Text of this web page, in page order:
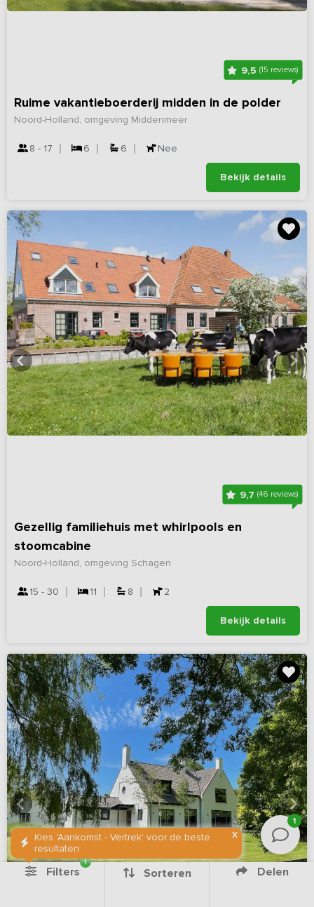
9,5(15 reviews)
Ruime vakantieboerderij midden in de polder
Noord-Holland, omgeving Middenmeer
8 - 17 6 6 Nee
Bekijk details
9,7(46 reviews)
Gezellig familiehuis met whirlpools en
stoomcabine
Noord-Holland, omgeving Schagen
15 - 30 11 8 2
Bekijk details
X
Kies 'Aankomst - Vertrek' voor de beste
resultaten
1
Filters
1
Sorteren Delen